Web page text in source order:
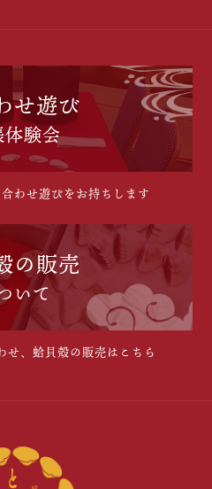
せ遊び
験会
わせ遊びをお持ちします
の販売
いて
せ、蛤貝殻の販売はこちら